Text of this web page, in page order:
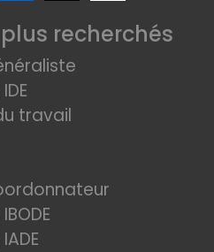
recherchés
travail